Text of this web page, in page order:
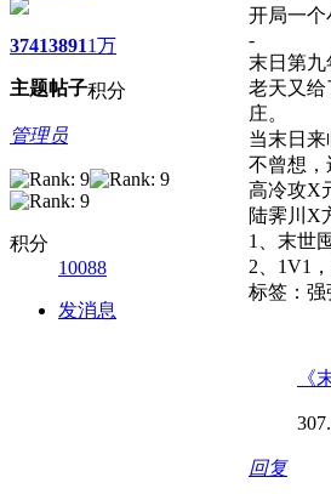
3741
主题
3891
帖子
1万
积分
管理员
积分
10088
发消息
开局一个
-
末日第九
老天又给
庄。
当末日
不曾想，
高冷攻X
陆霁川X
1、末世
2、1V1
标签：强
《
回复